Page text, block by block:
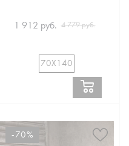
1 912 руб. 4 779 руб.
70Х140
-70%